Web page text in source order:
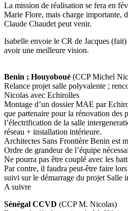
La mission de réalisation se fera en
Marie Flore, mais charge importante,
Claude Chaudet peut venir.
Isabelle envoie le CR de Jacques
avoir une meilleure vision.
Benin ; Houyoboué (CCP Michel
Relance projet salle polyvalente ;
Nicolas avec Echirolles
Montage d’un dossier MAE par
que partenaire pour la rénovation des
l’électrification de la salle
réseau + installation intérieure.
Architectes Sans Frontière Benin est
Ordre de grandeur de l’équipe
Ne pourra pas être couplé avec les
Par contre, il faudra peut-être faire
suivi sur le démarrage du projet Salle
A suivre
Sénégal CCVD (CCP M. Nicolas)